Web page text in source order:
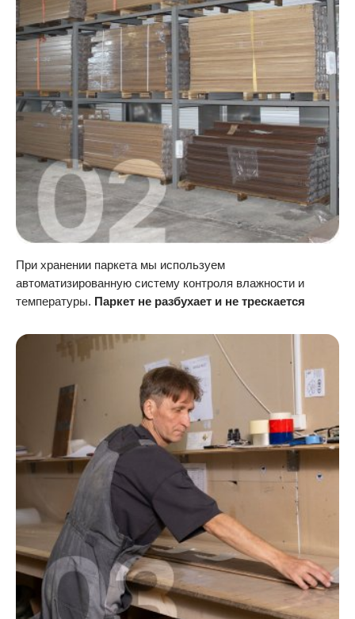
При хранении паркета мы используем
автоматизированную систему контроля влажности и
температуры. Паркет не разбухает и не трескается